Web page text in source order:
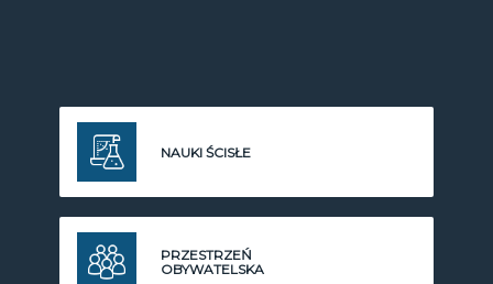
NAUKI ŚCISŁE
PRZESTRZEŃ
OBYWATELSKA